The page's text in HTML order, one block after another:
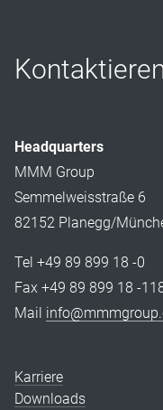
Headquarters
MMM Group
Semmelweisstraße 6
82152 Planegg/
Tel +49 89 899 18 -0
Fax +49 89 899 18 -
Mail
Karriere
Downloads